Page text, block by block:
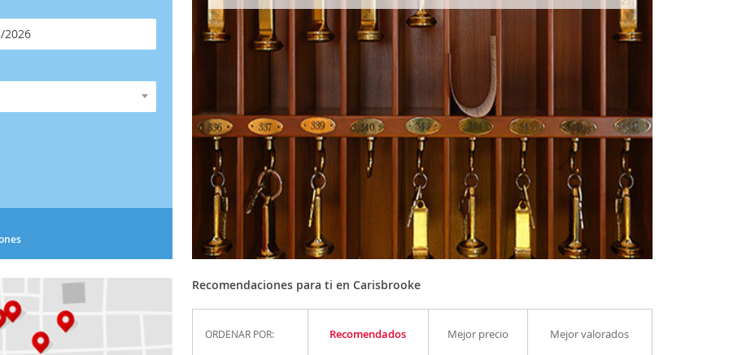
Recomendaciones para ti en Carisbrooke
ORDENAR POR: Recomendados Mejor precio Mejor valorados